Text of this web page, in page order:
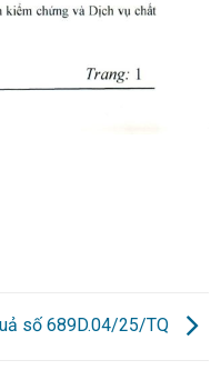
số 689D.04/25/TQ